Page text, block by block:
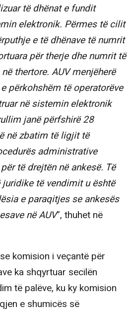
të dhënat e fundit
elektronik. Përmes të cilit
e të dhënave të numrit
për therje dhe numrit të
thertore. AUV menjëherë
përkohshëm të operatorëve
në sistemin elektronik
janë përfshirë 28
në zbatim të ligjit të
administrative
të drejtën në ankesë. Të
të vendimit u është
e paraqitjes se ankesës
në AUV”, thuhet në
komision i veçantë për
ka shqyrtuar secilën
të palëve, ku ky komision
e shumicës së